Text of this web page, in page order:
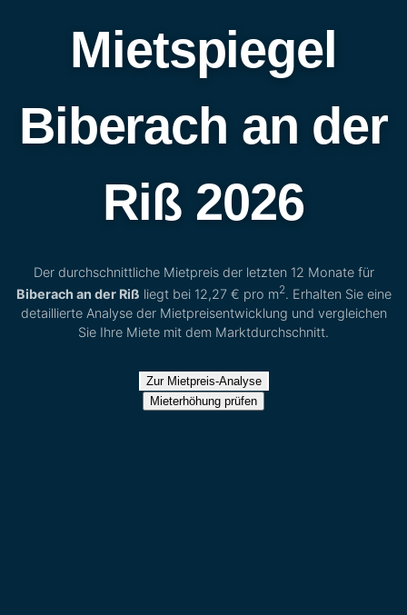
Mietspiegel
Biberach an der
Riß 2026
Der durchschnittliche Mietpreis der letzten 12 Monate für
Biberach an der Riß liegt bei 12,27 € pro m2. Erhalten Sie eine
detaillierte Analyse der Mietpreisentwicklung und vergleichen
Sie Ihre Miete mit dem Marktdurchschnitt.
Zur Mietpreis-Analyse
Mieterhöhung prüfen